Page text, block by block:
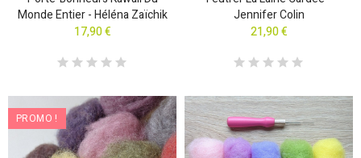
Monde Entier - Héléna Zaïchik
17,90 €
Jennifer Colin
21,90 €
PROMO !